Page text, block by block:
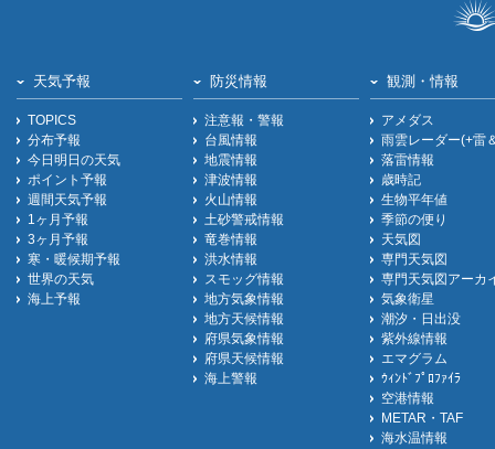
天気予報
TOPICS
分布予報
今日明日の天気
ポイント予報
週間天気予報
1ヶ月予報
3ヶ月予報
寒・暖候期予報
世界の天気
海上予報
防災情報
注意報・警報
台風情報
地震情報
津波情報
火山情報
土砂警戒情報
竜巻情報
洪水情報
スモッグ情報
地方気象情報
地方天候情報
府県気象情報
府県天候情報
海上警報
観測・情報
アメダス
雨雲レーダー(+雷
落雷情報
歳時記
生物平年値
季節の便り
天気図
専門天気図
専門天気図アーカ
気象衛星
潮汐・日出没
紫外線情報
エマグラム
ｳｨﾝﾄﾞﾌﾟﾛﾌｧｲﾗ
空港情報
METAR・TAF
海水温情報